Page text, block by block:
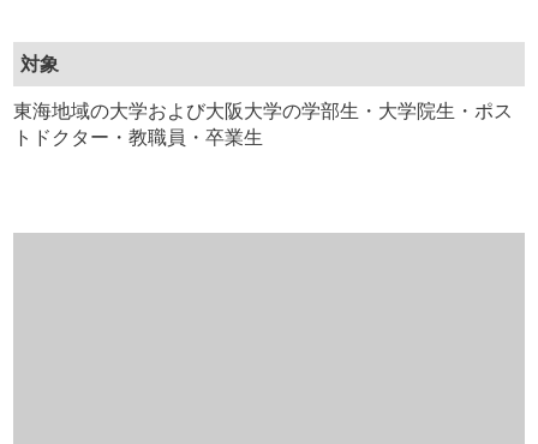
対象
東海地域の大学および大阪大学の学部生・大学院生・ポス
トドクター・教職員・卒業生